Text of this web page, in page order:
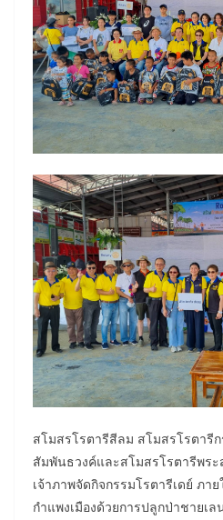
สโมสรโรตารีสีลม สโมสรโรตารี
สัมพันธวงค์และสโมสรโรตารีพระ
เจ้าภาพจัดกิจกรรมโรตารีเดย์ ภา
กำแพงเมืองด้วยการปลูกป่าชาย